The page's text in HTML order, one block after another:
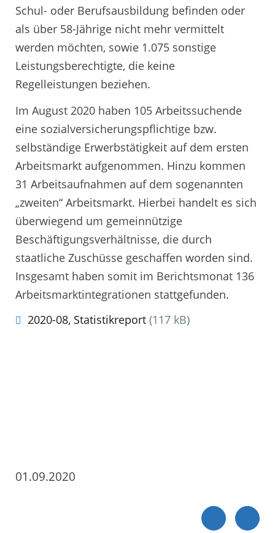
Schul- oder Berufsausbildung befinden oder
als über 58-Jährige nicht mehr vermittelt
werden möchten, sowie 1.075 sonstige
Leistungsberechtigte, die keine
Regelleistungen beziehen.
Im August 2020 haben 105 Arbeitssuchende
eine sozialversicherungspflichtige bzw.
selbständige Erwerbstätigkeit auf dem ersten
Arbeitsmarkt aufgenommen. Hinzu kommen
31 Arbeitsaufnahmen auf dem sogenannten
„zweiten“ Arbeitsmarkt. Hierbei handelt es sich
überwiegend um gemeinnützige
Beschäftigungsverhältnisse, die durch
staatliche Zuschüsse geschaffen worden sind.
Insgesamt haben somit im Berichtsmonat 136
Arbeitsmarktintegrationen stattgefunden.
2020-08, Statistikreport (117 kB)
01.09.2020